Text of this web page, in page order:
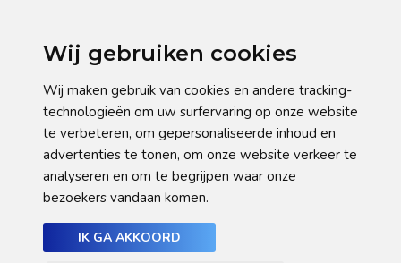
Wij gebruiken cookies
Wij maken gebruik van cookies en andere tracking-
technologieën om uw surfervaring op onze website
te verbeteren, om gepersonaliseerde inhoud en
advertenties te tonen, om onze website verkeer te
analyseren en om te begrijpen waar onze
bezoekers vandaan komen.
IK GA AKKOORD
Privacy verklaring
Cookie statement
Pas hier uw cookie-instellingen aan